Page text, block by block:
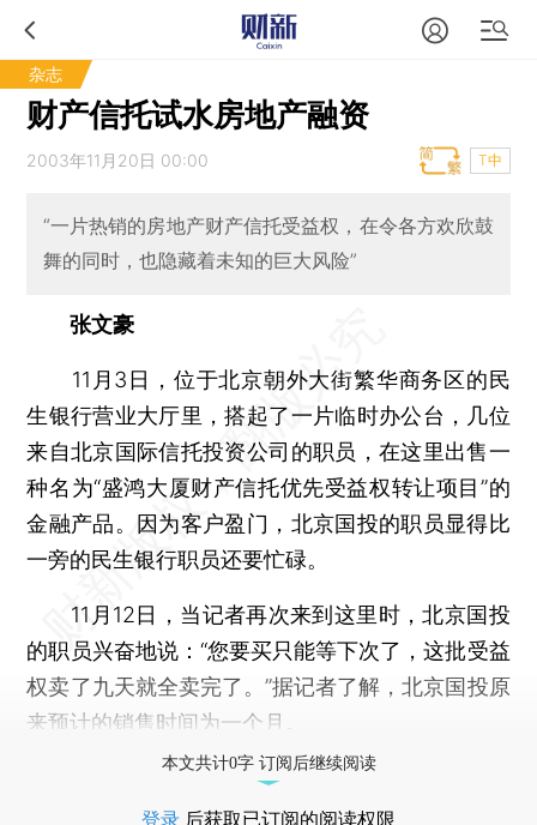
杂志
财产信托试水房地产融资
2003年11月20日 00:00 T中
“一片热销的房地产财产信托受益权，在令各方欢欣鼓
舞的同时，也隐藏着未知的巨大风险”
张文豪
11月3日，位于北京朝外大街繁华商务区的民
生银行营业大厅里，搭起了一片临时办公台，几位
来自北京国际信托投资公司的职员，在这里出售一
种名为“盛鸿大厦财产信托优先受益权转让项目”的
金融产品。因为客户盈门，北京国投的职员显得比
一旁的民生银行职员还要忙碌。
11月12日，当记者再次来到这里时，北京国投
的职员兴奋地说：“您要买只能等下次了，这批受益
权卖了九天就全卖完了。”据记者了解，北京国投原
来预计的销售时间为一个月。
本文共计0字 订阅后继续阅读
登录 后获取已订阅的阅读权限